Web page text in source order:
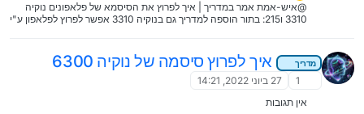
@איש-אמת אמר במדריך | איך לפרוץ את הסיסמא של פלאפונים נוקיה
3310 ו215: בתור הוספה למדריך גם בנוקיה 3310 אפשר לפרוץ לפלאפון ע"י
חזרה אלי.. אז תזהרו עם זה...) בעיקרון מה שנמכר היום בשוק, אין את
האופציה הזאת, בדקתי את זה עכשיו, תבדוק ותראה.מדריך איך לפרוץ סיסמה של נוקיה 6300
1
27 ביוני 2022, 14:21
אין תגובות